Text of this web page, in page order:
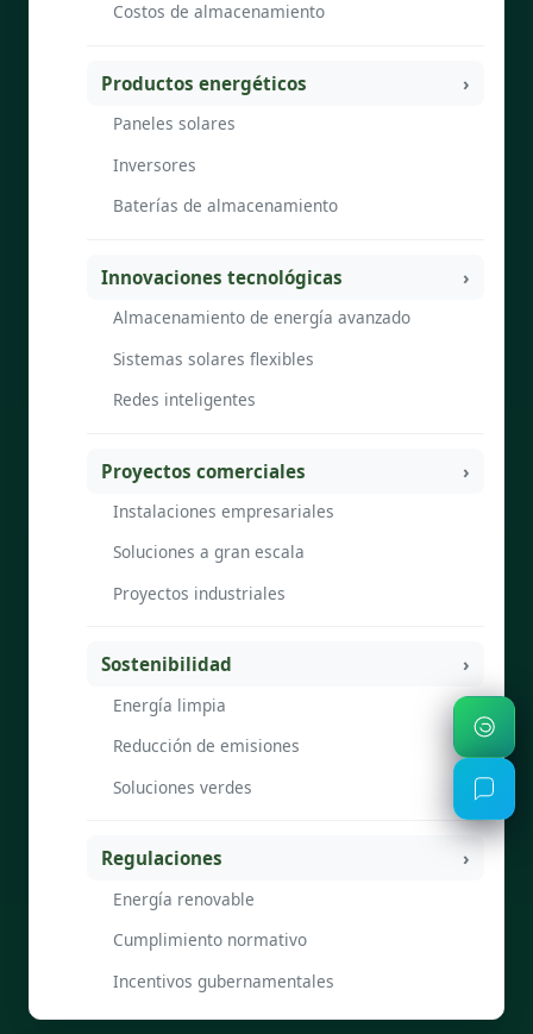
Costos de almacenamiento
Productos energéticos
Paneles solares
Inversores
Baterías de almacenamiento
Innovaciones tecnológicas
Almacenamiento de energía avanzado
Sistemas solares flexibles
Redes inteligentes
Proyectos comerciales
Instalaciones empresariales
Soluciones a gran escala
Proyectos industriales
Sostenibilidad
Energía limpia
Reducción de emisiones
Soluciones verdes
Regulaciones
Energía renovable
Cumplimiento normativo
Incentivos gubernamentales